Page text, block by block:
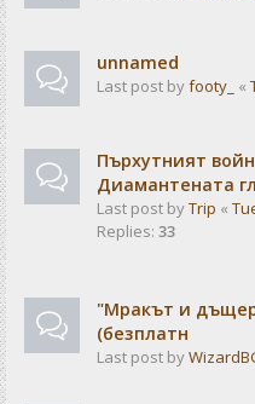
unnamed
Last post byfooty_ «
Пърхутният
Диамантената
Last post byTrip «
Replies: 33
"Мракът и
(безплатн
Last post by